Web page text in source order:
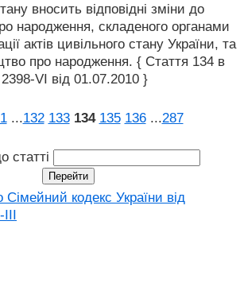
вносить відповідні зміни до
народження, складеного органами
актів цивільного стану України, та
про народження. { Стаття 134 в
2398-VI від 01.07.2010 }
1 ...132 133 134 135 136 ...287
статті
кодекс України від
III